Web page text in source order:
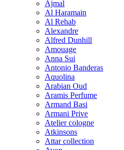
Ajmal
Al Haramain
Al Rehab
Alexandre
Alfred Dunhill
Amouage
Anna Sui
Antonio Banderas
Aquolina
Arabian Oud
Aramis Perfume
Armand Basi
Armani Prive
Atelier cologne
Atkinsons
Attar collection